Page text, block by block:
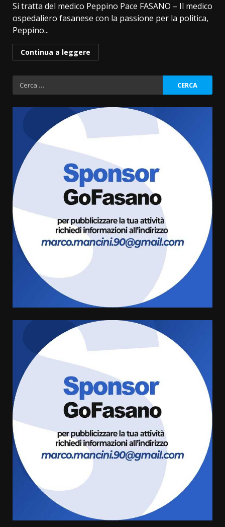
Si tratta del medico Peppino Pace FASANO – Il medico
ospedaliero fasanese con la passione per la politica,
Peppino...
Continua a leggere
Ricerca
per:
Grazia Neglia, coordinatrice
cittadina di Fratelli d’Italia,
pronta a tornare in Consiglio
comunale
6 Agosto 2026 08:00
Cura dei beni comuni e
cittadinanza attiva: online
l’avviso per la gestione
condivisa della Villetta di
assoluta de “L’Albergo
Belvedere. Il rapimento”
6 Agosto 2026 06:15
Serie D, l’Us Fasano è escluso
dal campionato
5 Agosto 2026 17:30
Truffatori in azione nelle
frazioni fasanesi
5 Agosto 2026 11:03
Fasanese ferito a colpi di arma
da fuoco